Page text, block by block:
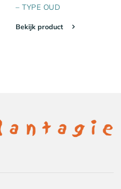
– TYPE OUD
Bekijk product